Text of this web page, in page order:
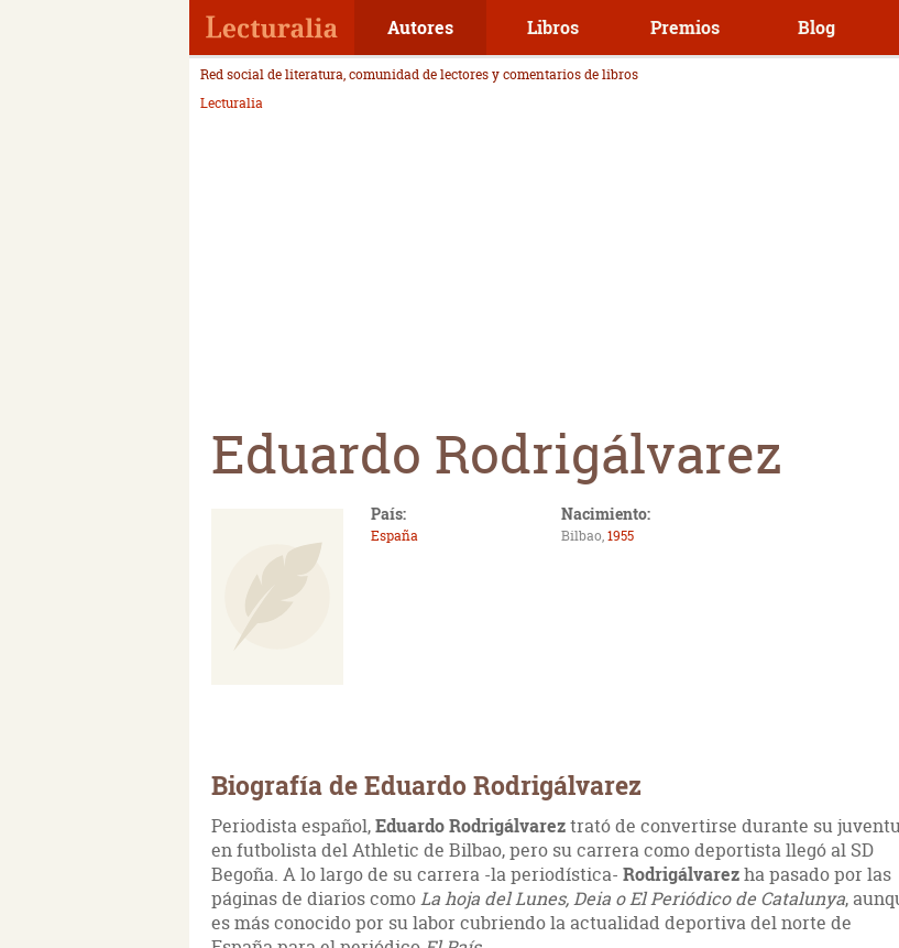
Autores Libros Premios Blog
Red social de literatura, comunidad de lectores y comentarios de libros
Lecturalia
Eduardo Rodrigálvarez
País:
España
Nacimiento:
Bilbao,1955
Biografía de Eduardo Rodrigálvarez
Periodista español,Eduardo Rodrigálvareztrató de convertirse durante su
en futbolista del Athletic de Bilbao, pero su carrera como deportista llegó al SD
Begoña. A lo largo de su carrera -la periodística- Rodrigálvarezha pasado por las
páginas de diarios comoLa hoja del Lunes, Deia o El Periódico de Catalunya,
es más conocido por su labor cubriendo la actualidad deportiva del norte de